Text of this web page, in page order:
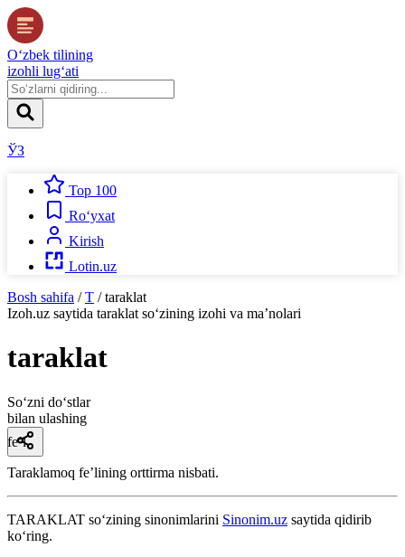
O‘zbek tilining
izohli lug‘ati
ЎЗ
Top 100
Ro‘yxat
Kirish
Lotin.uz
Bosh sahifa / T / taraklat
Izoh.uz saytida taraklat so‘zining izohi va ma’nolari
taraklat
So‘zni do‘stlar
bilan ulashing
fe’l
Taraklamoq feʼlining orttirma nisbati.
TARAKLAT so‘zining sinonimlarini Sinonim.uz saytida qidirib
ko‘ring.